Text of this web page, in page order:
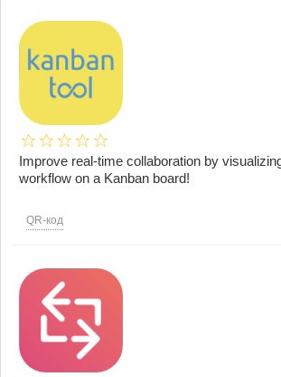
Improve real-time collaboration by
workflow on a Kanban board!
QR-код